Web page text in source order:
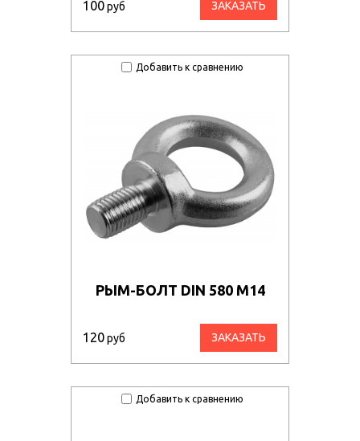
100руб ЗАКАЗАТЬ
Добавить к сравнению
РЫМ-БОЛТ DIN 580 М14
120руб ЗАКАЗАТЬ
Добавить к сравнению